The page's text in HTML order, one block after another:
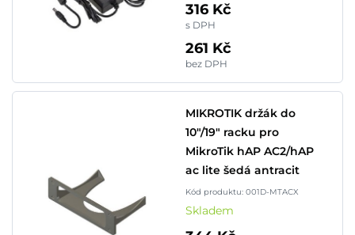
316 Kč
s DPH
261 Kč
bez DPH
MIKROTIK držák do
10"/19" racku pro
MikroTik hAP AC2/hAP
ac lite šedá antracit
Kód produktu: 001D-MTACX
Skladem